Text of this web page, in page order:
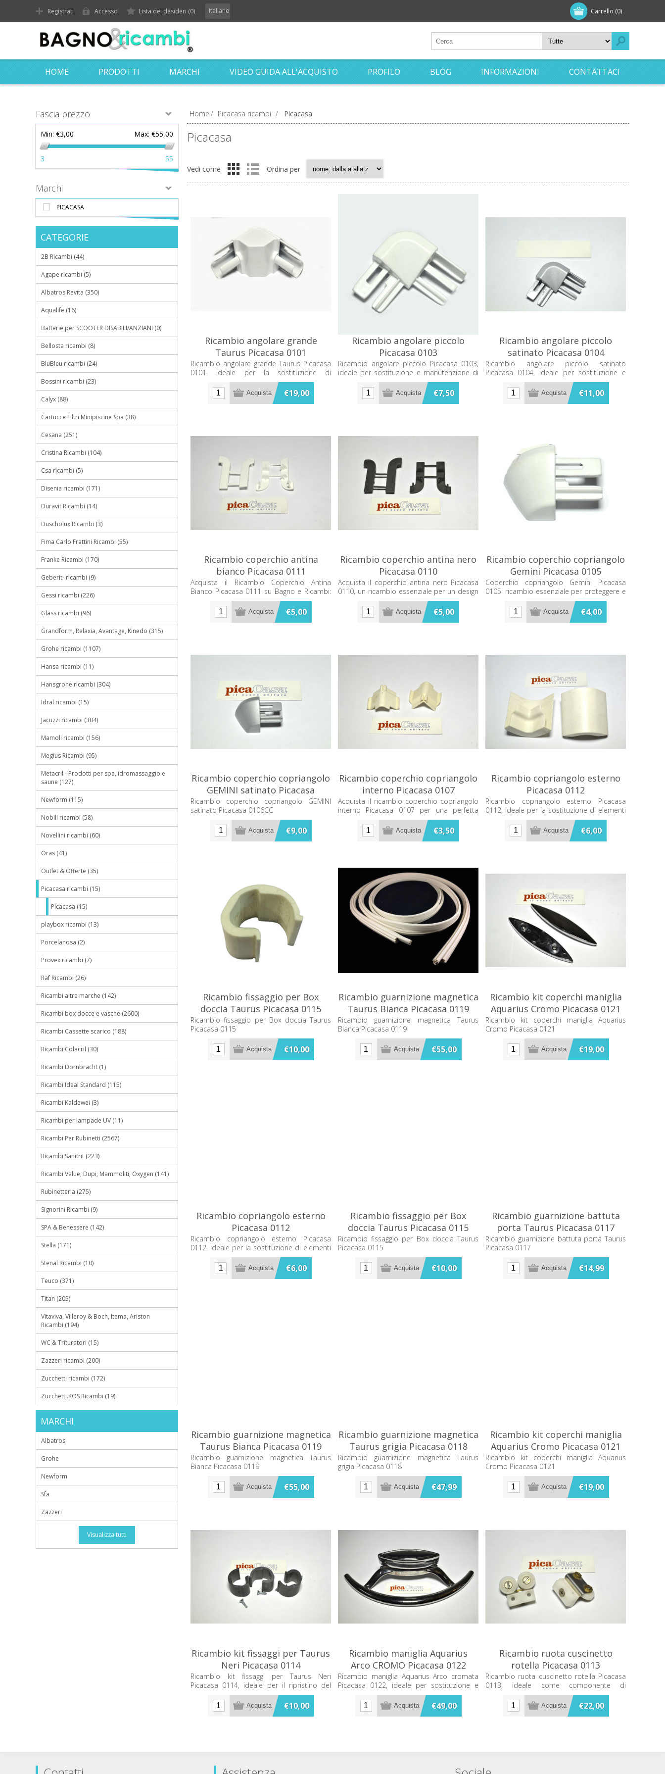
Carrello (0)
Registrati Accesso Lista dei desideri (0) Italiano
HOME PRODOTTI MARCHI VIDEO GUIDA ALL'ACQUISTO PROFILO BLOG INFORMAZIONI CONTATTACI
Home / Picacasa ricambi / Picacasa
Picacasa
Vedi come Ordina per
Ricambio angolare grande
Taurus Picacasa 0101
Ricambio angolare grande Taurus Picacasa
0101, ideale per la sostituzione di
componenti compatibili.
€19,00
Ricambio angolare piccolo
Picacasa 0103
Ricambio angolare piccolo Picacasa 0103,
ideale per sostituzione e manutenzione di
componenti bagno e idraulica.
€7,50
Ricambio angolare piccolo
satinato Picacasa 0104
Ricambio angolare piccolo satinato
Picacasa 0104, ideale per sostituzione e
ripristino di componenti compatibili.
€11,00
Ricambio coperchio antina
bianco Picacasa 0111
Acquista il Ricambio Coperchio Antina
Bianco Picacasa 0111 su Bagno e Ricambi:
qualità e convenienza per il tuo bagno.
€5,00
Ricambio coperchio antina nero
Picacasa 0110
Acquista il coperchio antina nero Picacasa
0110, un ricambio essenziale per un design
moderno e funzionale. Ideale per bagni e
€5,00
Ricambio coperchio copriangolo
Gemini Picacasa 0105
Coperchio copriangolo Gemini Picacasa
0105: ricambio essenziale per proteggere e
rifinire gli angoli del tuo bagno. Migliora
l'estetica con facilità e precisione.€4,00
Ricambio coperchio copriangolo
GEMINI satinato Picacasa
0106CC
Ricambio coperchio copriangolo GEMINI
satinato Picacasa 0106CC
€9,00
Ricambio coperchio copriangolo
interno Picacasa 0107
Acquista il ricambio coperchio copriangolo
interno Picacasa 0107 per una perfetta
finitura angolare. Ideale per mantenere
l'estetica e la funzionalità del tuo spazio.
€3,50
Ricambio copriangolo esterno
Picacasa 0112
Ricambio copriangolo esterno Picacasa
0112, ideale per la sostituzione di elementi
compatibili in bagno e arredo.
€6,00
Ricambio fissaggio per Box
doccia Taurus Picacasa 0115
Ricambio fissaggio per Box doccia Taurus
Picacasa 0115
€10,00
Ricambio guarnizione magnetica
Taurus Bianca Picacasa 0119
Ricambio guarnizione magnetica Taurus
Bianca Picacasa 0119
€55,00
Ricambio kit coperchi maniglia
Aquarius Cromo Picacasa 0121
Ricambio kit coperchi maniglia Aquarius
Cromo Picacasa 0121
€19,00
Ricambio copriangolo esterno
Picacasa 0112
Ricambio copriangolo esterno Picacasa
0112, ideale per la sostituzione di elementi
compatibili in bagno e arredo.
€6,00
Ricambio fissaggio per Box
doccia Taurus Picacasa 0115
Ricambio fissaggio per Box doccia Taurus
Picacasa 0115
€10,00
Ricambio guarnizione battuta
porta Taurus Picacasa 0117
Ricambio guarnizione battuta porta Taurus
Picacasa 0117
€14,99
Ricambio guarnizione magnetica
Taurus Bianca Picacasa 0119
Ricambio guarnizione magnetica Taurus
Bianca Picacasa 0119
€55,00
Ricambio guarnizione magnetica
Taurus grigia Picacasa 0118
Ricambio guarnizione magnetica Taurus
grigia Picacasa 0118
€47,99
Ricambio kit coperchi maniglia
Aquarius Cromo Picacasa 0121
Ricambio kit coperchi maniglia Aquarius
Cromo Picacasa 0121
€19,00
Ricambio kit fissaggi per Taurus
Neri Picacasa 0114
Ricambio kit fissaggi per Taurus Neri
Picacasa 0114, ideale per il ripristino del
€10,00
Ricambio maniglia Aquarius
Arco CROMO Picacasa 0122
Ricambio maniglia Aquarius Arco cromata
Picacasa 0122, ideale per sostituzione e
ripristino dell’arredo bagno.
€49,00
Ricambio ruota cuscinetto
rotella Picacasa 0113
Ricambio ruota cuscinetto rotella Picacasa
0113, ideale come componente di
sostituzione per sistemi di scorrimento.
€22,00
Fascia prezzo
Min: €3,00 Max: €55,00
3 55
Marchi
PICACASA
CATEGORIE
2B Ricambi (44)
Agape ricambi (5)
Albatros Revita (350)
Aqualife (16)
Batterie per SCOOTER DISABILI/ANZIANI (0)
Bellosta ricambi (8)
BluBleu ricambi (24)
Bossini ricambi (23)
Calyx (88)
Cartucce Filtri Minipiscine Spa (38)
Cesana (251)
Cristina Ricambi (104)
Csa ricambi (5)
Disenia ricambi (171)
Duravit Ricambi (14)
Duscholux Ricambi (3)
Fima Carlo Frattini Ricambi (55)
Franke Ricambi (170)
Geberit- ricambi (9)
Gessi ricambi (226)
Glass ricambi (96)
Grandform, Relaxia, Avantage, Kinedo (315)
Grohe ricambi (1107)
Hansa ricambi (11)
Hansgrohe ricambi (304)
Idral ricambi (15)
Jacuzzi ricambi (304)
Mamoli ricambi (156)
Megius Ricambi (95)
Metacril - Prodotti per spa, idromassaggio e
saune (127)
Newform (115)
Nobili ricambi (58)
Novellini ricambi (60)
Oras (41)
Outlet & Offerte (35)
Picacasa ricambi (15)
Picacasa (15)
playbox ricambi (13)
Porcelanosa (2)
Provex ricambi (7)
Raf Ricambi (26)
Ricambi altre marche (142)
Ricambi box docce e vasche (2600)
Ricambi Cassette scarico (188)
Ricambi Colacril (30)
Ricambi Dornbracht (1)
Ricambi Ideal Standard (115)
Ricambi Kaldewei (3)
Ricambi per lampade UV (11)
Ricambi Per Rubinetti (2567)
Ricambi Sanitrit (223)
Ricambi Value, Dupi, Mammoliti, Oxygen (141)
Rubinetteria (275)
Signorini Ricambi (9)
SPA & Benessere (142)
Stella (171)
Stenal Ricambi (10)
Teuco (371)
Titan (205)
Vitaviva, Villeroy & Boch, Itema, Ariston
Ricambi (194)
WC & Trituratori (15)
Zazzeri ricambi (200)
Zucchetti ricambi (172)
Zucchetti.KOS Ricambi (19)
MARCHI
Albatros
Grohe
Newform
Sfa
Zazzeri
Visualizza tutti